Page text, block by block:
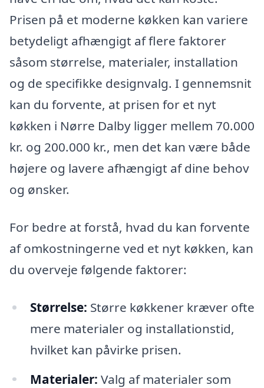
Prisen på et moderne køkken kan variere
betydeligt afhængigt af flere faktorer
såsom størrelse, materialer, installation
og de specifikke designvalg. I gennemsnit
kan du forvente, at prisen for et nyt
køkken i Nørre Dalby ligger mellem 70.000
kr. og 200.000 kr., men det kan være både
højere og lavere afhængigt af dine behov
og ønsker.
For bedre at forstå, hvad du kan forvente
af omkostningerne ved et nyt køkken, kan
du overveje følgende faktorer:
Størrelse: Større køkkener kræver ofte
mere materialer og installationstid,
hvilket kan påvirke prisen.
Materialer: Valg af materialer som